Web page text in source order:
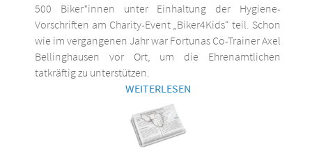
500 Biker*innen unter Einhaltung der Hygiene-
Vorschriften am Charity-Event „Biker4Kids“ teil. Schon
wie im vergangenen Jahr war Fortunas Co-Trainer Axel
Bellinghausen vor Ort, um die Ehrenamtlichen
tatkräftig zu unterstützen.
WEITERLESEN